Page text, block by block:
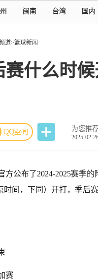
闽南 台湾 国内
道>篮球新闻
赛什么时
为您推
2025-02-
方公布了2024-2025赛季
时间，下同）开打，季后
赛